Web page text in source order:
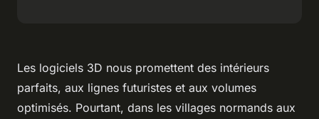
Les logiciels 3D nous promettent des intérieurs
parfaits, aux lignes futuristes et aux volumes
optimisés. Pourtant, dans les villages normands aux